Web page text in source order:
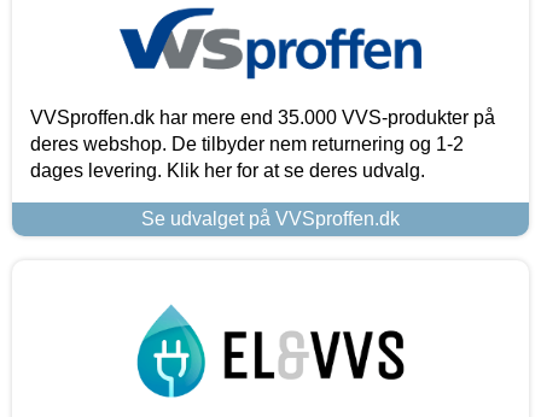
VVSproffen.dk har mere end 35.000 VVS-produkter på
deres webshop. De tilbyder nem returnering og 1-2
dages levering. Klik her for at se deres udvalg.
Se udvalget på VVSproffen.dk